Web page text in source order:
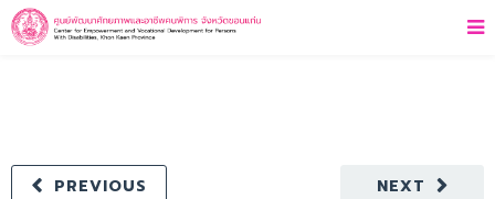
NEXT
PREVIOUS